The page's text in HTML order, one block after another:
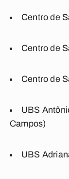
Centro de
Centro de
Centro de
UBS
Campos)
UBS